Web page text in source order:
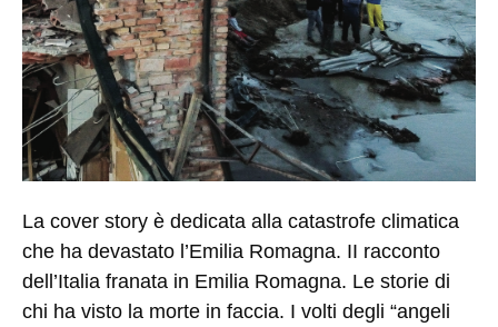
La cover story è dedicata alla catastrofe climatica
che ha devastato l’Emilia Romagna. II racconto
dell’Italia franata in Emilia Romagna. Le storie di
chi ha visto la morte in faccia. I volti degli “angeli